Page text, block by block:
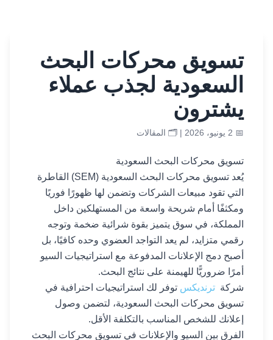
تسويق محركات البحث
السعودية لجذب عملاء
يشترون
📅 2 يونيو، 2026 | 🗂️ المقالات
تسويق محركات البحث السعودية
يُعد تسويق محركات البحث السعودية (SEM) القاطرة
التي تقود مبيعات الشركات وتضمن لها ظهورًا فوريًا
ومكثفًا أمام شريحة واسعة من المستهلكين داخل
المملكة، في سوق يتميز بقوة شرائية ضخمة وتوجه
رقمي متزايد، لم يعد التواجد العضوي وحده كافيًا، بل
أصبح دمج الإعلانات المدفوعة مع استراتيجيات السيو
أمرًا ضروريًّا للهيمنة على نتائج البحث.
شركة ترنديكس توفر لك استراتيجيات احترافية في
تسويق محركات البحث السعودية، لتضمن وصول
إعلانك للشخص المناسب بالتكلفة الأقل.
الفرق بين السيو والإعلانات في تسويق محركات البحث